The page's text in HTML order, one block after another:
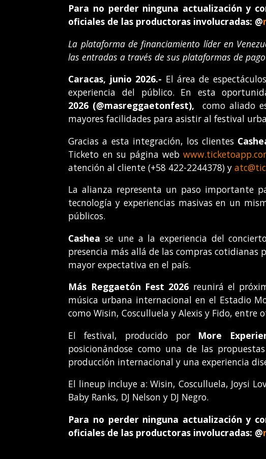
Para no perder ninguna actualización y
oficiales de las productoras involucradas: @
La plataforma de financiamiento líder en
las entradas a través de sus plataformas de pago
Caracas, junio 2026.- El área de
experiencia del público. En esta
2026 (@masreggaetonfest),
como aliado
mayores facilidades para asistir al festival
Gracias a esta integración, los clientes
Ticketo en su página web
atención al cliente (+58 422-2244378) y
La alianza representa un paso importante
tecnología y experiencias masivas en un
públicos.
Cashea se une a la experiencia del
presencia más allá de las compras
mayor expectativa en el país.
Más Reggaetón Fest 2026 reunirá el
música urbana internacional en el Estadio
como Wisin, Cosculluela y Alexis y Fido, entre
El festival, producido por More
posicionándose como una de las
producción internacional y una experiencia
El lineup incluye a: Wisin, Cosculluela, Joysi
Baby Ranks, DJ Nelson y DJ Negro.
Para no perder ninguna actualización y
oficiales de las productoras involucradas: @